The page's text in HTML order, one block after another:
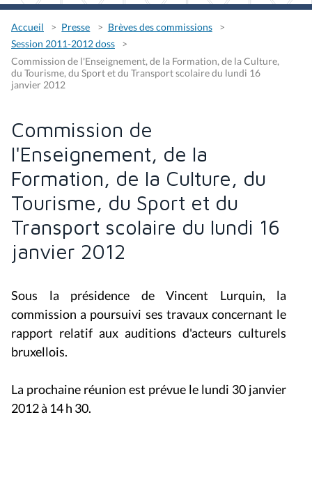
Accueil Presse
Brèves des commissions
Session 2011-2012 doss
Commission de l'Enseignement, de la Formation, de la Culture,
du Tourisme, du Sport et du Transport scolaire du lundi 16
janvier 2012
Commission de
l'Enseignement, de la
Formation, de la Culture, du
Tourisme, du Sport et du
Transport scolaire du lundi 16
janvier 2012
Sous la présidence de Vincent Lurquin, la
commission a poursuivi ses travaux concernant le
rapport relatif aux auditions d'acteurs culturels
bruxellois.
La prochaine réunion est prévue le lundi 30 janvier
2012 à 14 h 30.